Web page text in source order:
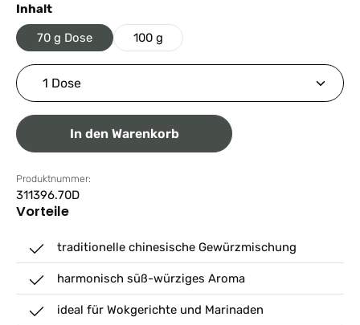
Inhaltauswählen
70 g Dose 100 g
Produkt Anzahl: Gib den gewünschten Wert ein
In den Warenkorb
Produktnummer:
311396.70D
Vorteile
traditionelle chinesische Gewürzmischung
harmonisch süß-würziges Aroma
ideal für Wokgerichte und Marinaden